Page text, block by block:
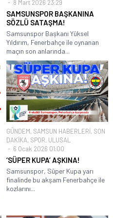
8 Mart 2026 23:29
SAMSUNSPOR BAŞKANINA
SÖZLÜ SATAŞMA!
Samsunspor Başkanı Yüksel
Yıldırım, Fenerbahçe ile oynanan
maçın son anlarında...
GÜNDEM, SAMSUN HABERLERİ, SON
DAKİKA, SPOR, ULUSAL
6 Ocak 2026 01:00
‘SÜPER KUPA’ AŞKINA!
Samsunspor, Süper Kupa yarı
finalinde bu akşam Fenerbahçe ile
kozlarını...